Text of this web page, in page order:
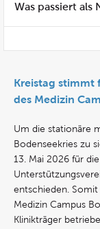
Was passiert als
Kreistag stimmt
des Medizin
Um die stationäre
Bodenseekries zu
13. Mai 2026 für
entschieden.
Medizin Campus
Klinikträger